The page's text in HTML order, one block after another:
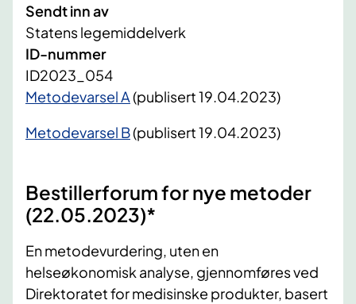
Sendt inn av
Statens legemiddelverk
ID-nummer
ID2023_054
​Metodevarsel A(publisert 19.04.2023)
Metodevarsel B(publisert 19.04.2023)
Bestillerforum for nye metoder
(22.05.2023)*
En metodevurdering, uten en
helseøkonomisk analyse, gjennomføres ved
Direktoratet for medisinske produkter, basert